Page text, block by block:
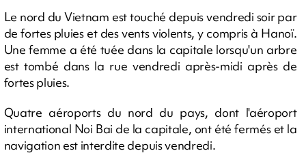
Le nord du Vietnam est touché depuis vendredi soir par
de fortes pluies et des vents violents, y compris à Hanoï.
Une femme a été tuée dans la capitale lorsqu'un arbre
est tombé dans la rue vendredi après-midi après de
fortes pluies.
Quatre aéroports du nord du pays, dont l'aéroport
international Noi Bai de la capitale, ont été fermés et la
navigation est interdite depuis vendredi.